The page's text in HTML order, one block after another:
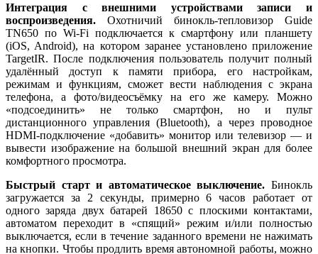
Интеграция с внешними устройствами записи и
воспроизведения. Охотничий бинокль-тепловизор Guide
TN650 по Wi-Fi подключается к смартфону или планшету
(iOS, Android), на котором заранее установлено приложение
TargetIR. После подключения пользователь получит полный
удалённый доступ к памяти прибора, его настройкам,
режимам и функциям, сможет вести наблюдения с экрана
телефона, а фото/видеосъёмку на его же камеру. Можно
«подсоединить» не только смартфон, но и пульт
дистанционного управления (Bluetooth), а через проводное
HDMI-подключение «добавить» монитор или телевизор — и
вывести изображение на большой внешний экран для более
комфортного просмотра.
Быстрый старт и автоматическое выключение. Бинокль
загружается за 2 секунды, примерно 6 часов работает от
одного заряда двух батарей 18650 с плоскими контактами,
автоматом переходит в «спящий» режим и/или полностью
выключается, если в течение заданного времени не нажимать
на кнопки. Чтобы продлить время автономной работы, можно